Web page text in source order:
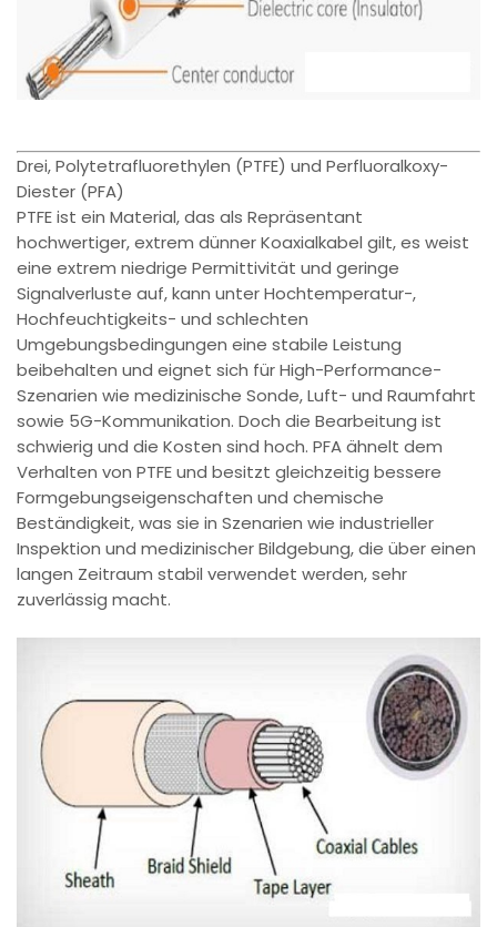
Drei, Polytetrafluorethylen (PTFE) und Perfluoralkoxy-
Diester (PFA)
PTFE ist ein Material, das als Repräsentant
hochwertiger, extrem dünner Koaxialkabel gilt, es weist
eine extrem niedrige Permittivität und geringe
Signalverluste auf, kann unter Hochtemperatur-,
Hochfeuchtigkeits- und schlechten
Umgebungsbedingungen eine stabile Leistung
beibehalten und eignet sich für High-Performance-
Szenarien wie medizinische Sonde, Luft- und Raumfahrt
sowie 5G-Kommunikation. Doch die Bearbeitung ist
schwierig und die Kosten sind hoch. PFA ähnelt dem
Verhalten von PTFE und besitzt gleichzeitig bessere
Formgebungseigenschaften und chemische
Beständigkeit, was sie in Szenarien wie industrieller
Inspektion und medizinischer Bildgebung, die über einen
langen Zeitraum stabil verwendet werden, sehr
zuverlässig macht.